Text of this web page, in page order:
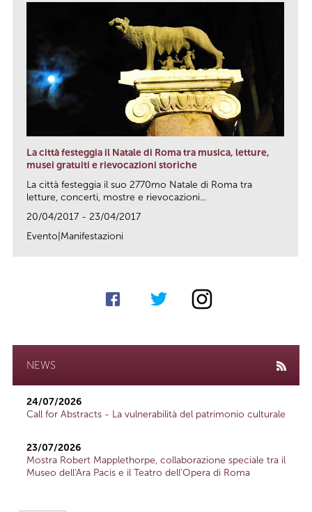
La città festeggia il Natale di Roma tra musica, letture,
musei gratuiti e rievocazioni storiche
La città festeggia il suo 2770mo Natale di Roma tra
letture, concerti, mostre e rievocazioni...
20/04/2017 - 23/04/2017
Evento|Manifestazioni
NEWS
24/07/2026
Call for Abstracts - La vulnerabilità del patrimonio culturale
23/07/2026
Mostra Robert Mapplethorpe, collaborazione speciale tra il
Museo dell'Ara Pacis e il Teatro dell'Opera di Roma